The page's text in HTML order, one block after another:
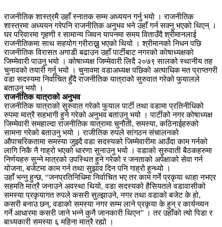
राजनीतिक शास्त्रमै उहाँ स्नातक सम्म अध्ययन गर्नु भयो । राजनीतिक
शास्त्रमा अध्ययन गरेपनि राजनीतिक अनुभव भने उहाँ गर्न सक्नु भएको थिएन् ।
घर परिवारमा गृहणी र सामान्य जिवन यापनमा समय विताउँदै श्रीमानलाई
राजनीतिकमा साथ सहयोग गरीराख्नु भएको थियो । श्रीमानको निधन पछि
राजनीतिक विरासत अगाडी बढाउन उहाँ पार्टीबाट नगरको कोषाध्यक्षको
जिम्मेवारी पाउनु भयो । कोषाध्यक्ष जिम्मेवारी लिदै २०७९ सालको स्थानीय तह
चुनावको तयारी गर्नु भयो । चुनावमा वडाअध्यक्ष पछिको अत्याधिक मत प्राप्तगरी
वडा सदस्यमा निर्वाचित हुँदै राजनीतिक यात्राको सुरुवात गरेको फुयालले
बताउनु भयो ।
राजनीतिक यात्राको अनुभव
राजनीतिक यात्राको सुरुवात गरेको फुयाल पार्टी तथा वडामा प्रतिनीधिको
रुपमा मात्रै सहभागी हुने गरेको अनुभव बताउनु भयो । पार्टीको नगर कोषाध्यक्ष
जिम्मेवारी समहाल्दा राजनीतिक यात्रामा चुनौती, समस्या, कठिनाईहरुको
सामना गरेको बताउनु भयो । राजीतिक रुपले सांगठन संचालनको
औपाचरिकतामा समस्या जुझ्दै वडा सदस्यको जिम्मेवारीमा आउँदा काम गर्नको
लागि निकै नै गाह्रो भएको धारणा सुनाउनु भयो । वडाको सुरुवाती बैठकहरुमा
निर्णयहरु सुन्ने मात्रको उपस्थित हुने गरेको र जनताको अपेक्षाको सेवा गर्न
योजना, बजेटमा काम गर्न तथा सुझाव दिन पनि गाह्रो हुन्थ्यो ।
उहाँ भन्नु हुन्छ, “जनप्रतिनिधिमा निर्वाचित भए तर काम गर्ने प्रकृया थाहा नभएर
सहमति मात्रै जनाउने अवस्था थियो, वडा सदस्यको हैसियतले वडावासीको
समस्या प्रकृयागत रुपले कसरी सुल्झाउने, नगर तथा वडाको बजेट के हो,
कसरी बनाउ छन्, वडाको समस्या नगर सम्म लाने प्रकृया के हुन् र कार्यन्व्यन
गर्ने आधारमा कसरी जाने भन्ने कुनै जानकारी थिएन” । तर उहाँको त्यो पिडा र
बाध्यकारी समस्या ६ महिना मात्रै रह्यो ।